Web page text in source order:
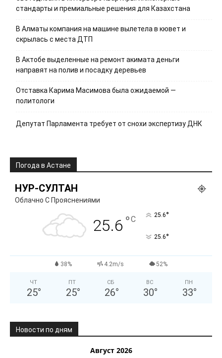
стандарты и премиальные решения для Казахстана
В Алматы компания на машине вылетела в кювет и
скрылась с места ДТП
В Актобе выделенные на ремонт акимата деньги
направят на полив и посадку деревьев
Отставка Карима Масимова была ожидаемой —
политологи
Депутат Парламента требует от снохи экспертизу ДНК
Погода в Астане
НУР-СУЛТАН
Облачно С Прояснениями
25.6 °C 25.6°
25.6°
38% 4.2m/s 52%
ЧТ
25°
ПТ
25°
СБ
26°
ВС
30°
ПН
33°
Новости по дням
Август 2026